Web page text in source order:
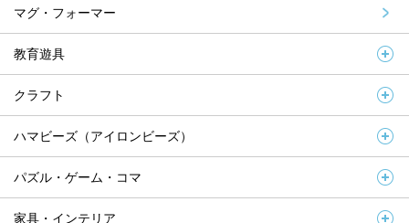
マグ・フォーマー
教育遊具
クラフト
ハマビーズ（アイロンビーズ）
パズル・ゲーム・コマ
家具・インテリア